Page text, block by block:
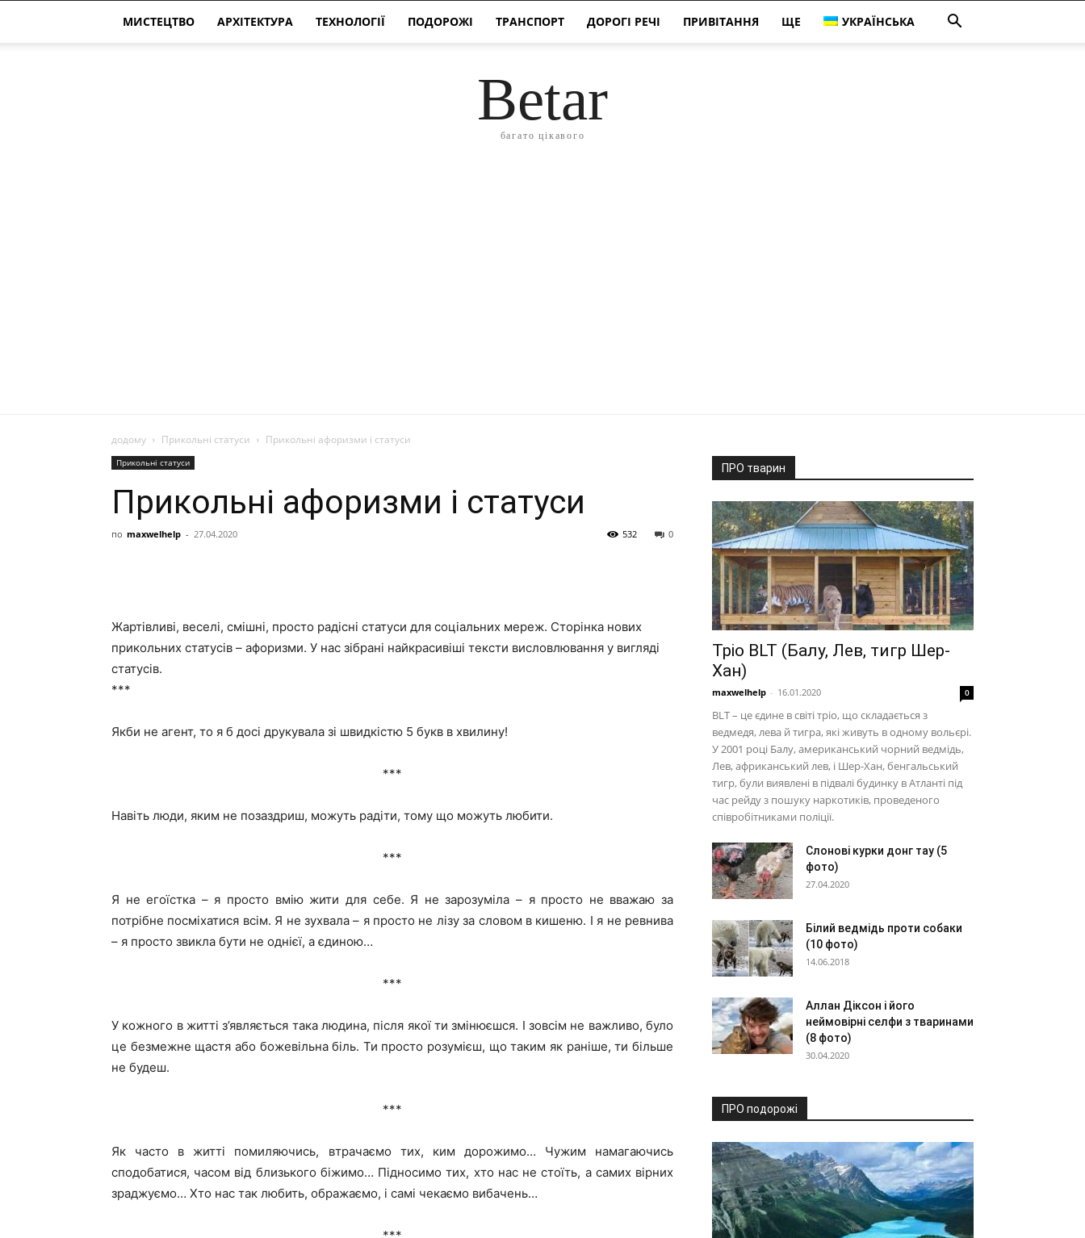
МИСТЕЦТВО АРХІТЕКТУРА ТЕХНОЛОГІЇ ПОДОРОЖІ ТРАНСПОРТ ДОРОГІ РЕЧІ ПРИВІТАННЯ ЩЕ УКРАЇНСЬКА
Betar
багато цікавого
додому Прикольні статуси Прикольні афоризми і статуси
Прикольні статуси
Прикольні афоризми і статуси
по maxwelhelp - 27.04.2020 0
532
Жартівливі, веселі, смішні, просто радісні статуси для соціальних мереж. Сторінка нових
прикольних статусів – афоризми. У нас зібрані найкрасивіші тексти висловлювання у вигляді
статусів.
***
Якби не агент, то я б досі друкувала зі швидкістю 5 букв в хвилину!
***
Навіть люди, яким не позаздриш, можуть радіти, тому що можуть любити.
***
Я не егоїстка – я просто вмію жити для себе. Я не зарозуміла – я просто не вважаю за
потрібне посміхатися всім. Я не зухвала – я просто не лізу за словом в кишеню. І я не ревнива
– я просто звикла бути не однієї, а єдиною…
***
У кожного в житті з’являється така людина, після якої ти змінюєшся. І зовсім не важливо, було
це безмежне щастя або божевільна біль. Ти просто розумієш, що таким як раніше, ти більше
не будеш.
***
Як часто в житті помиляючись, втрачаємо тих, ким дорожимо… Чужим намагаючись
сподобатися, часом від близького біжимо… Підносимо тих, хто нас не стоїть, а самих вірних
зраджуємо… Хто нас так любить, ображаємо, і самі чекаємо вибачень…
ПРО тварин
Тріо BLT (Балу, Лев, тигр Шер-
Хан)
maxwelhelp - 16.01.2020 0
BLT – це єдине в світі тріо, що складається з
ведмедя, лева й тигра, які живуть в одному вольєрі.
У 2001 році Балу, американський чорний ведмідь,
Лев, африканський лев, і Шер-Хан, бенгальський
тигр, були виявлені в підвалі будинку в Атланті під
час рейду з пошуку наркотиків, проведеного
співробітниками поліції.
Слонові курки донг тау (5
фото)
27.04.2020
Білий ведмідь проти собаки
(10 фото)
14.06.2018
Аллан Діксон і його
неймовірні селфи з тваринами
(8 фото)
30.04.2020
ПРО подорожі